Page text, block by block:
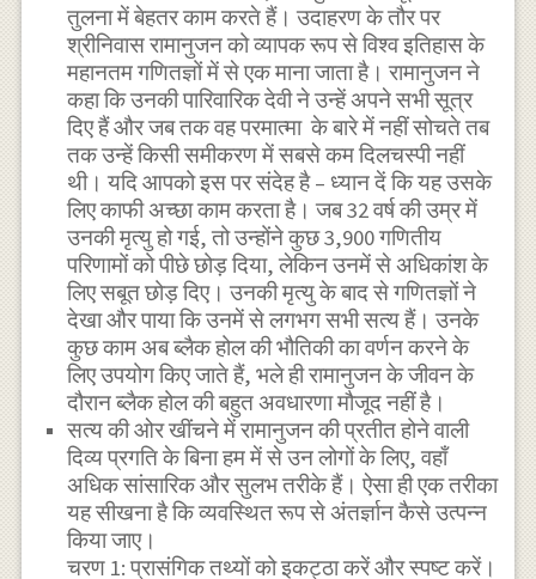
तुलना में बेहतर काम करते हैं। उदाहरण के तौर पर
श्रीनिवास रामानुजन को व्यापक रूप से विश्व इतिहास के
महानतम गणितज्ञों में से एक माना जाता है। रामानुजन ने
कहा कि उनकी पारिवारिक देवी ने उन्हें अपने सभी सूत्र
दिए हैं और जब तक वह परमात्मा के बारे में नहीं सोचते तब
तक उन्हें किसी समीकरण में सबसे कम दिलचस्पी नहीं
थी। यदि आपको इस पर संदेह है – ध्यान दें कि यह उसके
लिए काफी अच्छा काम करता है। जब 32 वर्ष की उम्र में
उनकी मृत्यु हो गई, तो उन्होंने कुछ 3,900 गणितीय
परिणामों को पीछे छोड़ दिया, लेकिन उनमें से अधिकांश के
लिए सबूत छोड़ दिए। उनकी मृत्यु के बाद से गणितज्ञों ने
देखा और पाया कि उनमें से लगभग सभी सत्य हैं। उनके
कुछ काम अब ब्लैक होल की भौतिकी का वर्णन करने के
लिए उपयोग किए जाते हैं, भले ही रामानुजन के जीवन के
दौरान ब्लैक होल की बहुत अवधारणा मौजूद नहीं है।
सत्य की ओर खींचने में रामानुजन की प्रतीत होने वाली
दिव्य प्रगति के बिना हम में से उन लोगों के लिए, वहाँ
अधिक सांसारिक और सुलभ तरीके हैं। ऐसा ही एक तरीका
यह सीखना है कि व्यवस्थित रूप से अंतर्ज्ञान कैसे उत्पन्न
किया जाए।
चरण 1: प्रासंगिक तथ्यों को इकट्ठा करें और स्पष्ट करें।